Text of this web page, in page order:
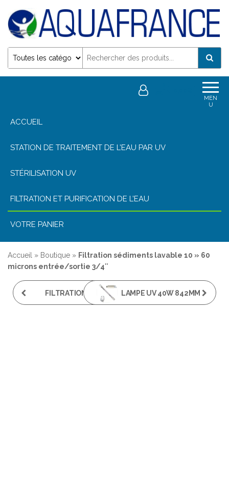
Désinfection Uv de l'eau | Filtration et Potabilisation
MEN
U
ACCUEIL
STATION DE TRAITEMENT DE L’EAU PAR UV
STÉRILISATION UV
FILTRATION ET PURIFICATION DE L’EAU
VOTRE PANIER
Accueil » Boutique » Filtration sédiments lavable 10 » 60
microns entrée/sortie 3/4″
FILTRATION ANTI- LAMPE UV 40W 842MM